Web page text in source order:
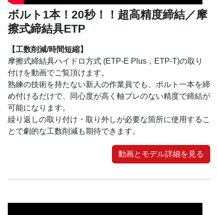
ボルト1本！20秒！！超高精度締結／摩
擦式締結具ETP
【工数削減/時間短縮】
摩擦式締結具ハイドロ方式 (ETP-E Plus，ETP-T)の取り
付けを動画でご覧頂けます。
熟練の技術を持たない新人の作業員でも、ボルト一本を締
め付けるだけで、同心度が高く軸ブレのない精度で締結が
可能になります。
繰り返しの取り付け・取り外しが必要な箇所に使用するこ
とで劇的な工数削減も期待できます。
動画とモデル詳細を見る